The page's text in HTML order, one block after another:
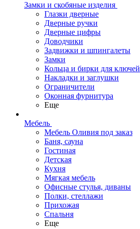
Замки и скобяные изделия
Глазки дверные
Дверные ручки
Дверные цифры
Доводчики
Задвижки и шпингалеты
Замки
Кольца и бирки для ключей
Накладки и заглушки
Ограничители
Оконная фурнитура
Еще
Мебель
Мебель Оливия под заказ
Баня, сауна
Гостиная
Детская
Кухня
Мягкая мебель
Офисные стулья, диваны
Полки, стеллажи
Прихожая
Спальня
Еще